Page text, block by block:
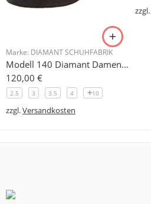
Marke: DIAMANT SCHUHFABRIK
Modell 140 Diamant Damen Trainerschuh Microfaser 3,7 cm
120,00 €
2.5 3 3.5 4 10
zzgl.Versandkosten
zzgl.